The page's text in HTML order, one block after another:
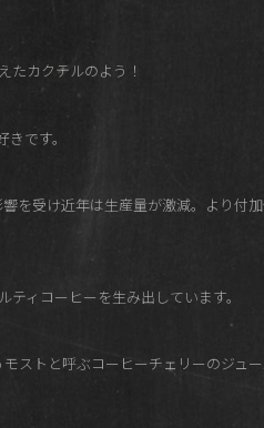
たカクテルのよう！
です。
を受け近年は生産量が激減。より付
ィコーヒーを生み出しています。
ストと呼ぶコーヒーチェリーのジュ